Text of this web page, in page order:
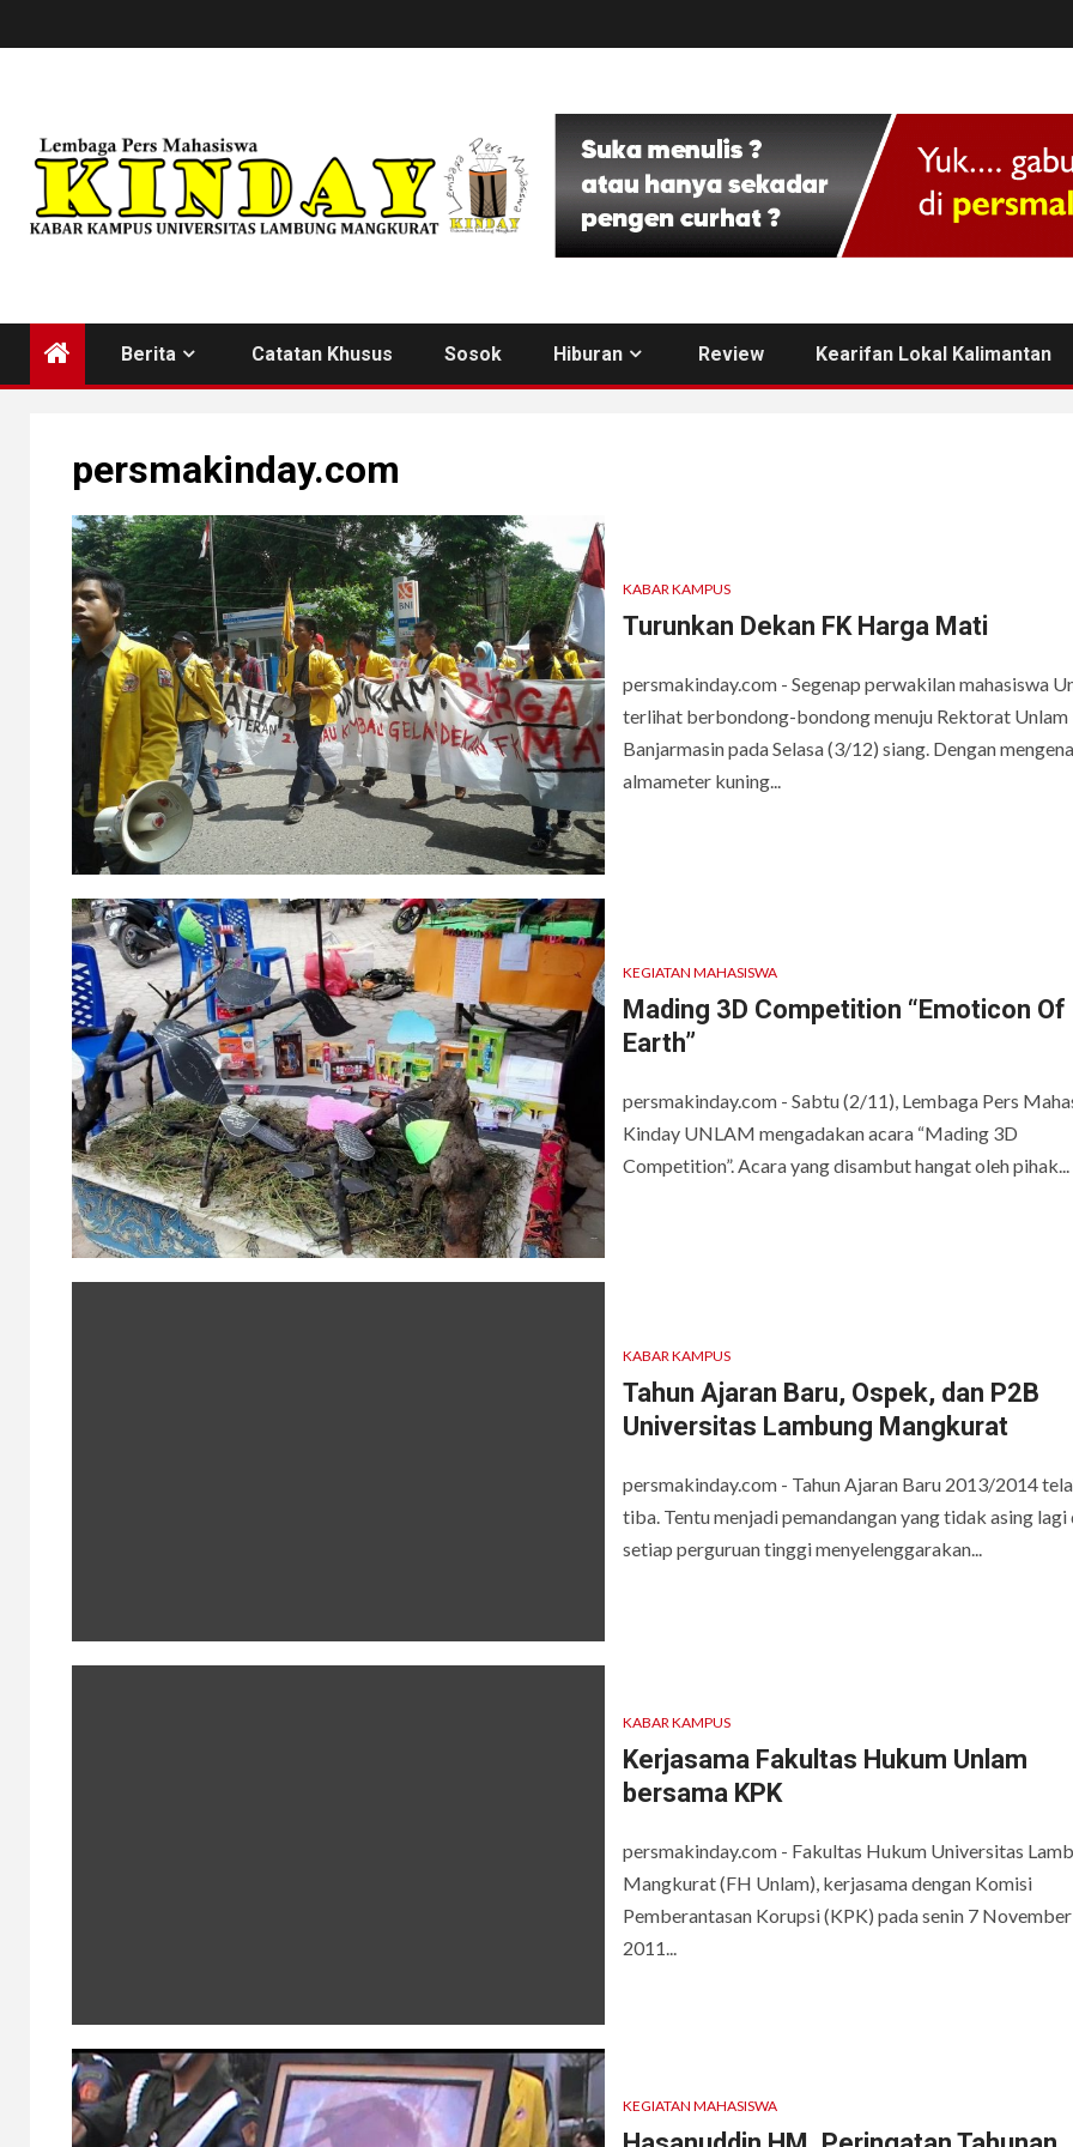
to
Berita Catatan Khusus Sosok Hiburan Review Kearifan Lokal Kalimantan
persmakinday.com
KABAR KAMPUS
Turunkan Dekan FK Harga Mati
persmakinday.com - Segenap perwakilan mahasiswa
terlihat berbondong-bondong menuju Rektorat Unlam
Banjarmasin pada Selasa (3/12) siang. Dengan
almameter kuning...
KEGIATAN MAHASISWA
Mading 3D Competition “Emoticon Of
Earth”
persmakinday.com - Sabtu (2/11), Lembaga Pers
Kinday UNLAM mengadakan acara “Mading 3D
Competition”. Acara yang disambut hangat oleh pihak...
KABAR KAMPUS
Tahun Ajaran Baru, Ospek, dan P2B
Universitas Lambung Mangkurat
persmakinday.com - Tahun Ajaran Baru 2013/2014
tiba. Tentu menjadi pemandangan yang tidak asing lagi
setiap perguruan tinggi menyelenggarakan...
KABAR KAMPUS
Kerjasama Fakultas Hukum Unlam
bersama KPK
persmakinday.com - Fakultas Hukum Universitas
Mangkurat (FH Unlam), kerjasama dengan Komisi
Pemberantasan Korupsi (KPK) pada senin 7 November
2011...
KEGIATAN MAHASISWA